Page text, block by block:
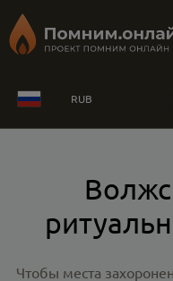
RUB
Чтобы места